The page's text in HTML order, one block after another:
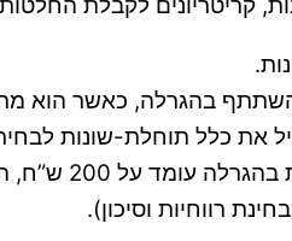
בהגרלה, כאשר הוא
כלל תוחלת-שונות
ב.
רווחיות וסיכון).